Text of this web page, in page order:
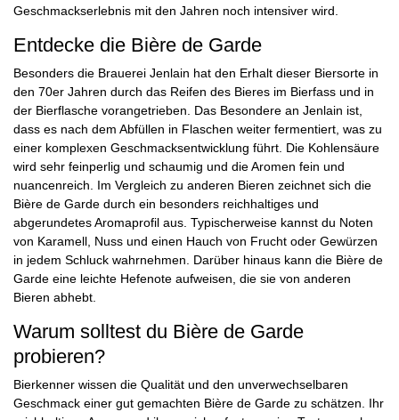
Geschmackserlebnis mit den Jahren noch intensiver wird.
Entdecke die Bière de Garde
Besonders die Brauerei Jenlain hat den Erhalt dieser Biersorte in
den 70er Jahren durch das Reifen des Bieres im Bierfass und in
der Bierflasche vorangetrieben. Das Besondere an Jenlain ist,
dass es nach dem Abfüllen in Flaschen weiter fermentiert, was zu
einer komplexen Geschmacksentwicklung führt. Die Kohlensäure
wird sehr feinperlig und schaumig und die Aromen fein und
nuancenreich. Im Vergleich zu anderen Bieren zeichnet sich die
Bière de Garde durch ein besonders reichhaltiges und
abgerundetes Aromaprofil aus. Typischerweise kannst du Noten
von Karamell, Nuss und einen Hauch von Frucht oder Gewürzen
in jedem Schluck wahrnehmen. Darüber hinaus kann die Bière de
Garde eine leichte Hefenote aufweisen, die sie von anderen
Bieren abhebt.
Warum solltest du Bière de Garde
probieren?
Bierkenner wissen die Qualität und den unverwechselbaren
Geschmack einer gut gemachten Bière de Garde zu schätzen. Ihr